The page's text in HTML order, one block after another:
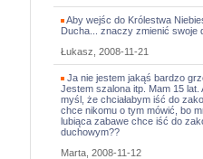
Aby wejśc do Królestwa
Ducha... znaczy zmienić
Łukasz, 2008-11-21
Ja nie jestem jakąś bardzo
Jestem szalona itp. Mam 15 lat.
myśl, że chciałabym iść do
chce nikomu o tym mówić, bo
lubiąca zabawe chce iść do
duchowym??
Marta, 2008-11-12